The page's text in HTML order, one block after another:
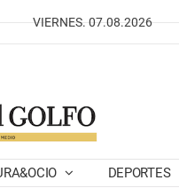
VIERNES. 07.08.2026
DEPORTES